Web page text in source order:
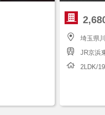
埼玉県
JR京浜
2LDK/